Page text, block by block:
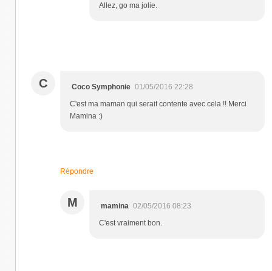
Allez, go ma jolie.
C Coco Symphonie 01/05/2016 22:28
C'est ma maman qui serait contente avec cela !! Merci
Mamina :)
Répondre
M mamina 02/05/2016 08:23
C'est vraiment bon.